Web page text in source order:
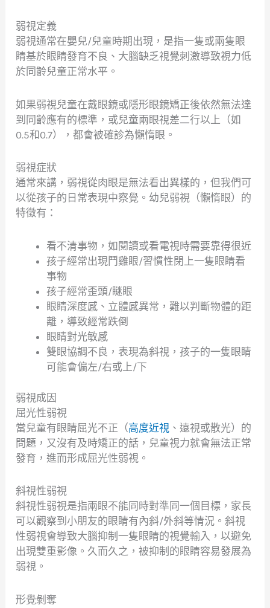
弱視定義
弱視通常在嬰兒/兒童時期出現，是指一隻或兩隻眼
睛基於眼睛發育不良、大腦缺乏視覺刺激導致視力低
於同齡兒童正常水平。
如果弱視兒童在戴眼鏡或隱形眼鏡矯正後依然無法達
到同齡應有的標準，或兒童兩眼視差二行以上（如
0.5和0.7），都會被確診為懶惰眼。
弱視症狀
通常來講，弱視從肉眼是無法看出異樣的，但我們可
以從孩子的日常表現中察覺。幼兒弱視（懶惰眼）的
特徵有：
看不清事物，如閱讀或看電視時需要靠得很近
孩子經常出現鬥雞眼/習慣性閉上一隻眼睛看
事物
孩子經常歪頭/瞇眼
眼睛深度感、立體感異常，難以判斷物體的距
離，導致經常跌倒
眼睛對光敏感
雙眼協調不良，表現為斜視，孩子的一隻眼睛
可能會偏左/右或上/下
弱視成因
屈光性弱視
當兒童有眼睛屈光不正（高度近視 、遠視或散光）的
問題，又沒有及時矯正的話，兒童視力就會無法正常
發育，進而形成屈光性弱視。
斜視性弱視
斜視性弱視是指兩眼不能同時對準同一個目標，家長
可以觀察到小朋友的眼睛有內斜/外斜等情況。斜視
性弱視會導致大腦抑制一隻眼睛的視覺輸入，以避免
出現雙重影像。久而久之，被抑制的眼睛容易發展為
弱視。
形覺剝奪